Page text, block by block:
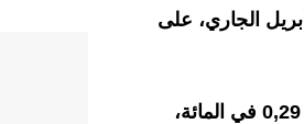
أنهت بورصة الدار البيضاء تداولاتها خلال الأسبوع الممتد من 25 إلى 28 أبريل الجاري، على
وهكذا، سجل مؤشرها الرئيسي “مازي”، خلال هذا الأسبوع، نموا بنسبة 0,29 في المائة،